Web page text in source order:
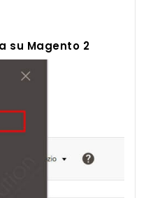
su Magento 2